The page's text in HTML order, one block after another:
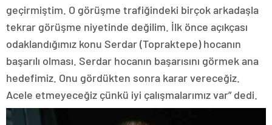
geçirmiştim. O görüşme trafiğindeki birçok arkadaşla
tekrar görüşme niyetinde değilim. İlk önce açıkçası
odaklandığımız konu Serdar (Topraktepe) hocanın
başarılı olması. Serdar hocanın başarısını görmek ana
hedefimiz. Onu gördükten sonra karar vereceğiz.
Acele etmeyeceğiz çünkü iyi çalışmalarımız var” dedi.